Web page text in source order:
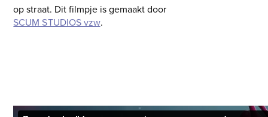
op straat. Dit filmpje is gemaakt door
SCUM STUDIOS vzw.